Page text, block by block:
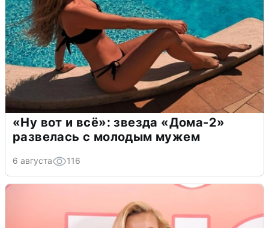
«Ну вот и всё»: звезда «Дома-2»
развелась с молодым мужем
6 августа 116